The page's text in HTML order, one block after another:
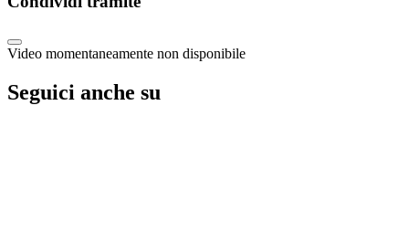
Video momentaneamente non disponibile
Seguici anche su